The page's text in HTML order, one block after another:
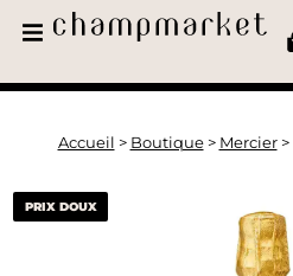
Accueil > Boutique> Mercier>
PRIX DOUX